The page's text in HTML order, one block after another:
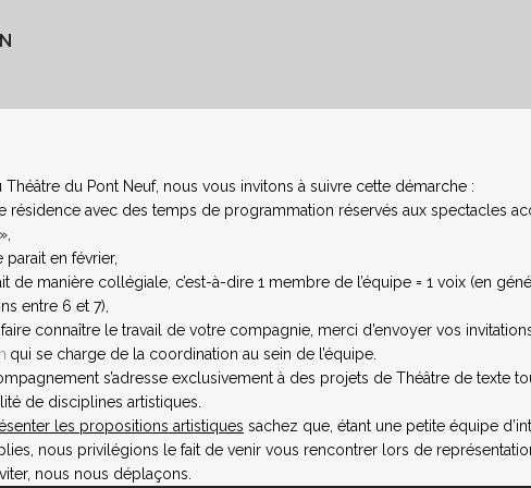
du Pont Neuf, nous vous invitons à suivre cette démarche :
résidence avec des temps de programmation réservés aux spectacles
parait en février,
de manière collégiale, c’est-à-dire 1 membre de l’équipe = 1 voix (en
entre 6 et 7),
connaître le travail de votre compagnie, merci d’envoyer vos
qui se charge de la coordination au sein de l’équipe.
s’adresse exclusivement à des projets de Théâtre de texte
de disciplines artistiques.
les propositions artistiques sachez que étant une petite équipe
nous privilégions le fait de venir vous rencontrer lors de
nous nous déplaçons.